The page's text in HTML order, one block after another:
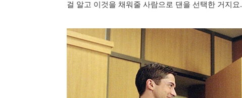
걸 알고 이것을 채워줄 사람으로 댄을 선택한 거지요.